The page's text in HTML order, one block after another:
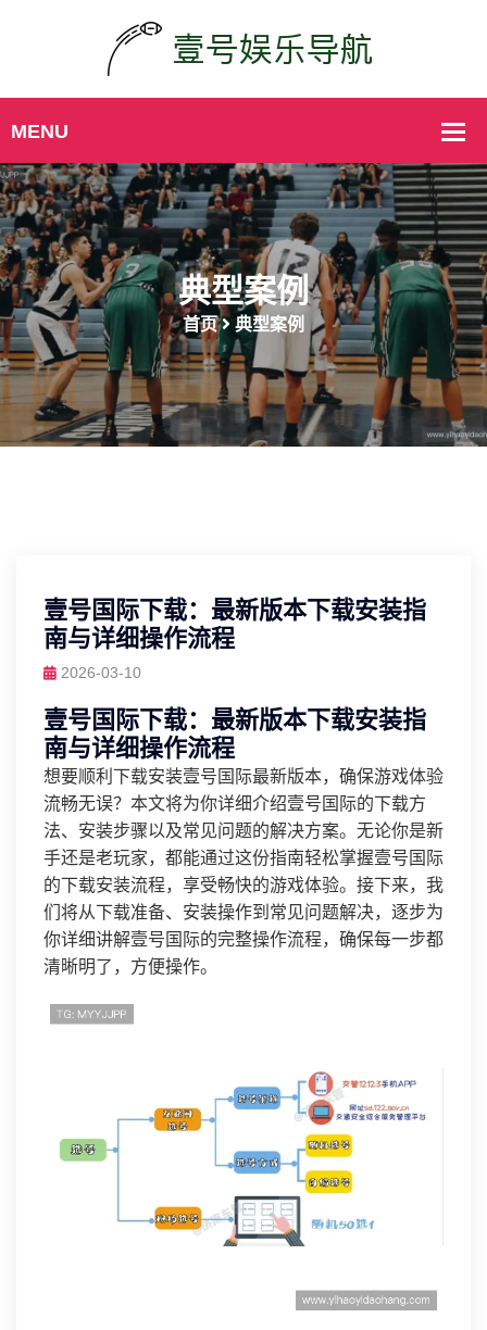
典型案例
首页 典型案例
壹号国际下载：最新版本下载安装指
南与详细操作流程
2026-03-10
壹号国际下载：最新版本下载安装指
南与详细操作流程
想要顺利下载安装壹号国际最新版本，确保游戏体验
流畅无误？本文将为你详细介绍壹号国际的下载方
法、安装步骤以及常见问题的解决方案。无论你是新
手还是老玩家，都能通过这份指南轻松掌握壹号国际
的下载安装流程，享受畅快的游戏体验。接下来，我
们将从下载准备、安装操作到常见问题解决，逐步为
你详细讲解壹号国际的完整操作流程，确保每一步都
清晰明了，方便操作。